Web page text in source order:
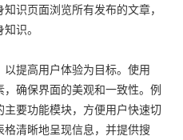
识页面浏览所有发布的文章，
识。
提高用户体验为目标。使用
确保界面的美观和一致性。例
要功能模块，方便用户快速切
清晰地呈现信息，并提供搜